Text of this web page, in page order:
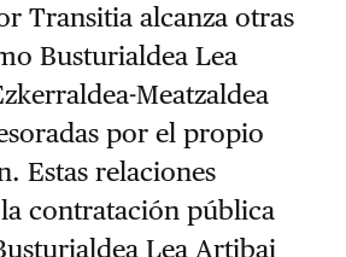
Transitia alcanza otras
Busturialdea Lea
Meatzaldea
por el propio
Estas relaciones
contratación pública
Lea Artibai